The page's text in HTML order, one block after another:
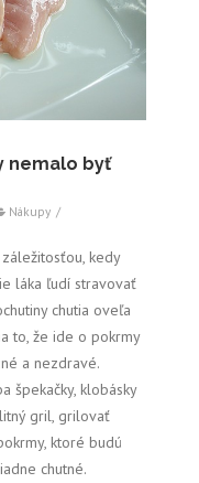
nemalo byť
Nákupy /
kedy
láka ľudí stravovať
chutia oveľa
to, že ide o pokrmy
a nezdravé.
špekačky, klobásky
gril, grilovať
ktoré budú
chutné.